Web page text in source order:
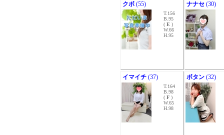
クボ (55)
T.156
B.95
( E )
W.66
H.95
ナナセ (30)
イマイチ (37)
T.164
B.98
( F )
W.65
H.98
ボタン (32)